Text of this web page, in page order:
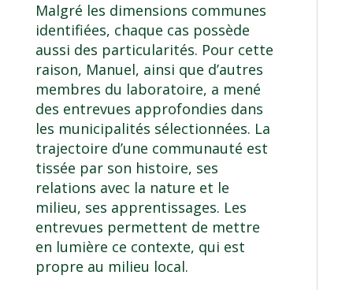
Malgré les dimensions communes
identifiées, chaque cas possède
aussi des particularités. Pour cette
raison, Manuel, ainsi que d’autres
membres du laboratoire, a mené
des entrevues approfondies dans
les municipalités sélectionnées. La
trajectoire d’une communauté est
tissée par son histoire, ses
relations avec la nature et le
milieu, ses apprentissages. Les
entrevues permettent de mettre
en lumière ce contexte, qui est
propre au milieu local.